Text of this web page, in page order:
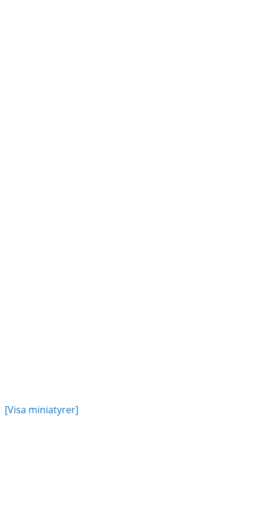
[Visa miniatyrer]